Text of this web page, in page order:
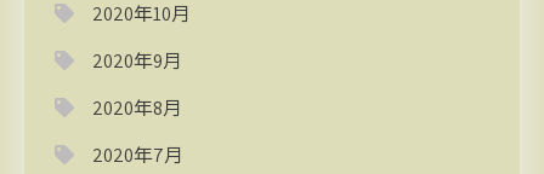
2020年10月
2020年9月
2020年8月
2020年7月